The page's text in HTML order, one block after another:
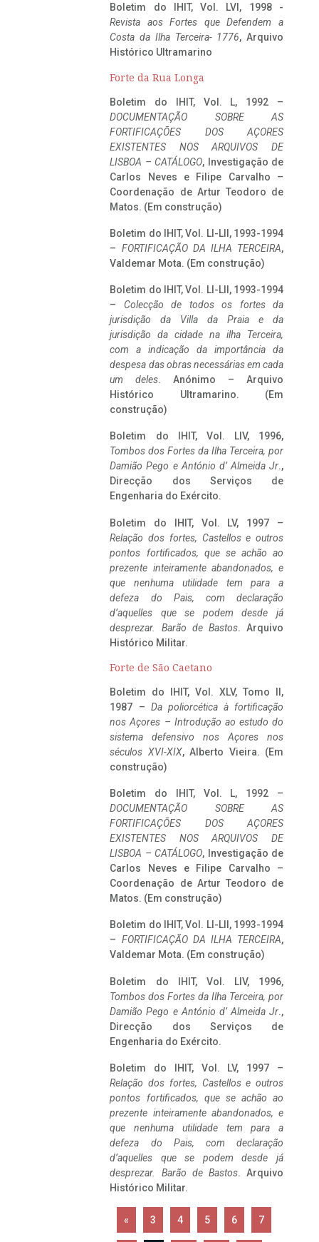
Boletim do IHIT, Vol. LVI, 1998 -
Revista aos Fortes que Defendem a
Costa da Ilha Terceira- 1776, Arquivo
Histórico Ultramarino
Forte da Rua Longa
Boletim do IHIT, Vol. L, 1992 –
DOCUMENTAÇÃO SOBRE AS
FORTIFICAÇÕES DOS AÇORES
EXISTENTES NOS ARQUIVOS DE
LISBOA – CATÁLOGO, Investigação de
Carlos Neves e Filipe Carvalho –
Coordenação de Artur Teodoro de
Matos. (Em construção)
Boletim do IHIT, Vol. LI-LII, 1993-1994
– FORTIFICAÇÃO DA ILHA TERCEIRA,
Valdemar Mota. (Em construção)
Boletim do IHIT, Vol. LI-LII, 1993-1994
– Colecção de todos os fortes da
jurisdição da Villa da Praia e da
jurisdição da cidade na ilha Terceira,
com a indicação da importância da
despesa das obras necessárias em cada
um deles. Anónimo – Arquivo
Histórico Ultramarino. (Em
construção)
Boletim do IHIT, Vol. LIV, 1996,
Tombos dos Fortes da Ilha Terceira, por
Damião Pego e António d’ Almeida Jr.,
Direcção dos Serviços de
Engenharia do Exército.
Boletim do IHIT, Vol. LV, 1997 –
Relação dos fortes, Castellos e outros
pontos fortificados, que se achão ao
prezente inteiramente abandonados, e
que nenhuma utilidade tem para a
defeza do Pais, com declaração
d’aquelles que se podem desde já
desprezar. Barão de Bastos. Arquivo
Histórico Militar.
Forte de São Caetano
Boletim do IHIT, Vol. XLV, Tomo II,
1987 – Da poliorcética à fortificação
nos Açores – Introdução ao estudo do
sistema defensivo nos Açores nos
séculos XVI-XIX, Alberto Vieira. (Em
construção)
Boletim do IHIT, Vol. L, 1992 –
DOCUMENTAÇÃO SOBRE AS
FORTIFICAÇÕES DOS AÇORES
EXISTENTES NOS ARQUIVOS DE
LISBOA – CATÁLOGO, Investigação de
Carlos Neves e Filipe Carvalho –
Coordenação de Artur Teodoro de
Matos. (Em construção)
Boletim do IHIT, Vol. LI-LII, 1993-1994
– FORTIFICAÇÃO DA ILHA TERCEIRA,
Valdemar Mota. (Em construção)
Boletim do IHIT, Vol. LIV, 1996,
Tombos dos Fortes da Ilha Terceira, por
Damião Pego e António d’ Almeida Jr.,
Direcção dos Serviços de
Engenharia do Exército.
Boletim do IHIT, Vol. LV, 1997 –
Relação dos fortes, Castellos e outros
pontos fortificados, que se achão ao
prezente inteiramente abandonados, e
que nenhuma utilidade tem para a
defeza do Pais, com declaração
d’aquelles que se podem desde já
desprezar. Barão de Bastos. Arquivo
Histórico Militar.
« 3 4 5 6 7